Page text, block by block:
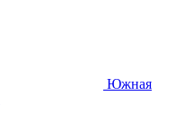
Южная